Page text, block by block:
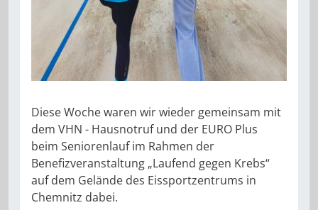
Diese Woche waren wir wieder gemeinsam mit
dem VHN - Hausnotruf und der EURO Plus
beim Seniorenlauf im Rahmen der
Benefizveranstaltung „Laufend gegen Krebs“
auf dem Gelände des Eissportzentrums in
Chemnitz dabei.